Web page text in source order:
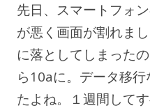
先日、スマートフォ
が悪く画面が割れま
に落としてしまった
ら10aに。データ移
たよね。１週間して